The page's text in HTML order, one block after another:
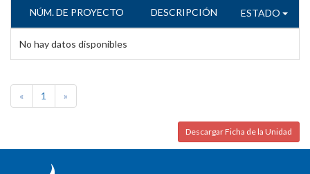
NÚM. DE PROYECTO DESCRIPCIÓN ESTADO
No hay datos disponibles
« 1 »
Descargar Ficha de la Unidad